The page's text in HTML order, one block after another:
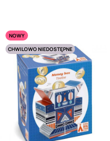
NOWY
CHWILOWO NIEDOSTĘPNE